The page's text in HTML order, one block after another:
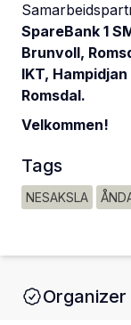
SpareBank 1
Brunvoll,
IKT,
Romsdal.
Velkommen!
Tags
NESAKSLA
Organizer